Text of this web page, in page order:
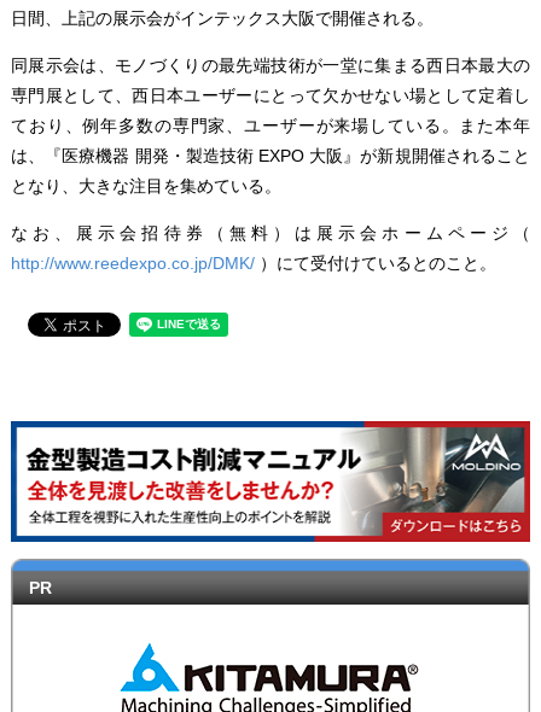
日間、上記の展示会がインテックス大阪で開催される。
同展示会は、モノづくりの最先端技術が一堂に集まる西日本最大の
専門展として、西日本ユーザーにとって欠かせない場として定着し
ており、例年多数の専門家、ユーザーが来場している。また本年
は、『医療機器 開発・製造技術 EXPO 大阪』が新規開催されること
となり、大きな注目を集めている。
なお、展示会招待券（無料）は展示会ホームページ（
http://www.reedexpo.co.jp/DMK/）にて受付けているとのこと。
PR